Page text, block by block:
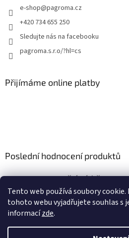
Tento web používá soubory
tohoto webu vyjadřujete souhlas s
informacízde.
e-shop@pagroma.cz
+420 734 655 250
Sledujte nás na facebooku
pagroma.s.r.o/?hl=cs
Přijímáme online platby
Poslední hodnocení produktů
Retenční nádrž
Hodnocení produktu je 5 z
|